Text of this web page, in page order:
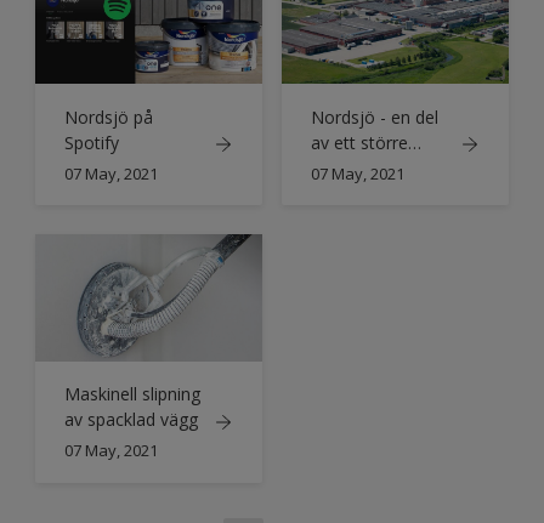
Nordsjö på
Spotify
07 May, 2021
Nordsjö - en del
av ett större
sammanhang
07 May, 2021
Maskinell slipning
av spacklad vägg
07 May, 2021